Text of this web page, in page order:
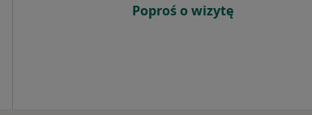
Poproś o wizytę